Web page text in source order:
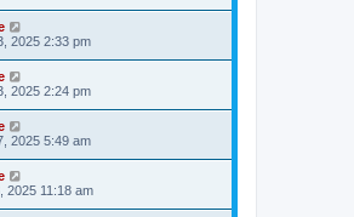
2025 2:33 pm
2025 2:24 pm
2025 5:49 am
2025 11:18 am